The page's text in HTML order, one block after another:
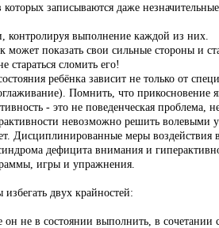
записываются даже
контролируя выполнение каждой из них.
показать свои сильные стороны и
стараться сломить его!
ребёнка зависит не только от
Помнить, что
- это не поведенческая
невозможно решить
Дисциплинированные меры
дефицита внимания и
игры и упражнения.
двух крайностей:
не в состоянии выполнить, в